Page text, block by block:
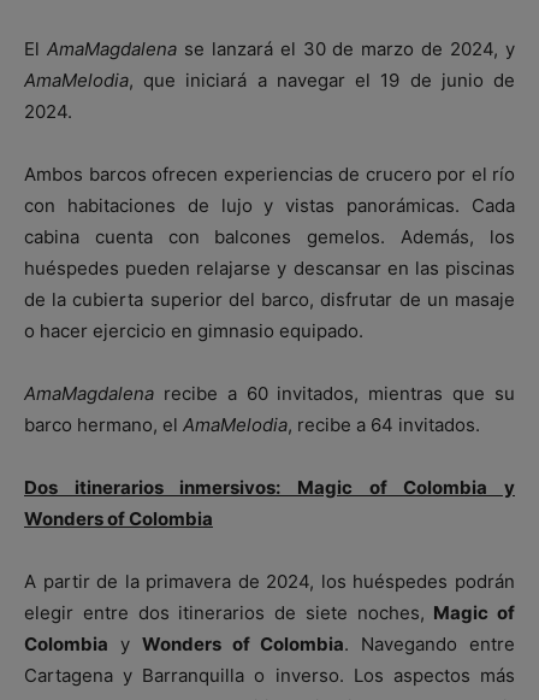
El AmaMagdalenase lanzará el 30 de marzo de 2024, y
AmaMelodia, que iniciará a navegar el 19 de junio de
2024.
Ambos barcos ofrecen experiencias de crucero por el río
con habitaciones de lujo y vistas panorámicas. Cada
cabina cuenta con balcones gemelos. Además, los
huéspedes pueden relajarse y descansar en las piscinas
de la cubierta superior del barco, disfrutar de un masaje
o hacer ejercicio en gimnasio equipado.
AmaMagdalena recibe a 60 invitados, mientras que su
barco hermano, el AmaMelodia, recibe a 64 invitados.
Dos itinerarios inmersivos: Magic of Colombia y
Wonders of Colombia
A partir de la primavera de 2024, los huéspedes podrán
elegir entre dos itinerarios de siete noches, Magic of
Colombia y Wonders of Colombia. Navegando entre
Cartagena y Barranquilla o inverso. Los aspectos más